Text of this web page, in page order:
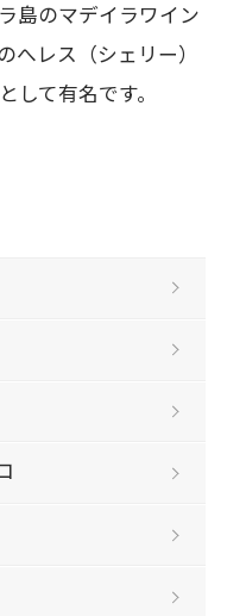
島のマデイラワイン
へレス（シェリー）
して有名です。